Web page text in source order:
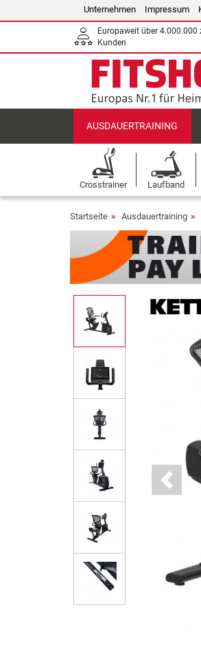
Unternehmen Impressum
Europaweit über 4.000.000
Kunden
AUSDAUERTRAINING
Crosstrainer Laufband
Startseite Ausdauertraining